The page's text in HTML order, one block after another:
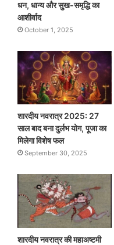
धन, धान्य और सुख-समृद्धि का
आशीर्वाद
October 1, 2025
शारदीय नवरात्र 2025: 27
साल बाद बना दुर्लभ योग, पूजा का
मिलेगा विशेष फल
September 30, 2025
शारदीय नवरात्र की महाअष्टमी